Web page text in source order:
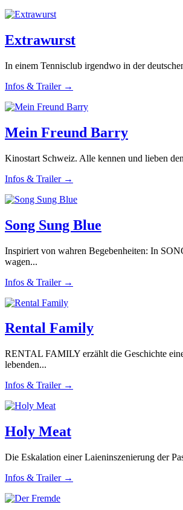
Extrawurst
In einem Tennisclub irgendwo in der
Infos & Trailer →
Mein Freund Barry
Kinostart Schweiz. Alle kennen und lieben
Infos & Trailer →
Song Sung Blue
Inspiriert von wahren Begebenheiten: In
wagen...
Infos & Trailer →
Rental Family
RENTAL FAMILY erzählt die Geschichte
lebenden...
Infos & Trailer →
Holy Meat
Die Eskalation einer Laieninszenierung der
Infos & Trailer →